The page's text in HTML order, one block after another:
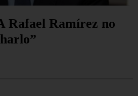
Rafael Ramírez no